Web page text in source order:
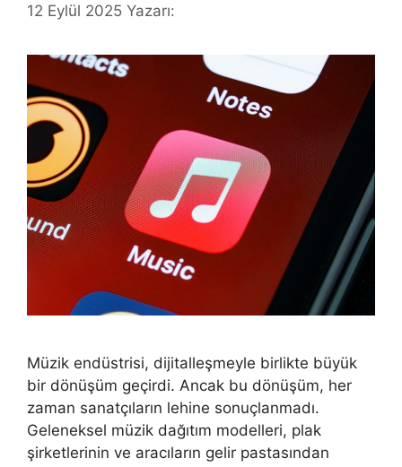
12 Eylül 2025 Yazarı:
Müzik endüstrisi, dijitalleşmeyle birlikte büyük
bir dönüşüm geçirdi. Ancak bu dönüşüm, her
zaman sanatçıların lehine sonuçlanmadı.
Geleneksel müzik dağıtım modelleri, plak
şirketlerinin ve aracıların gelir pastasından